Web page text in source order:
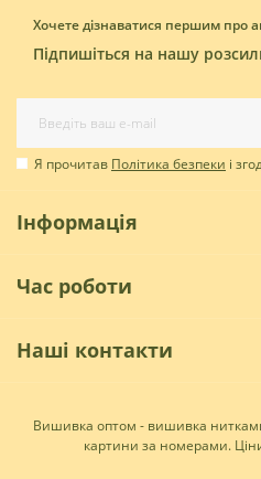
Хочете дізнаватися першим про
Підпишіться на нашу
Я прочитав Політика безпеки і
Інформація
Час роботи
Наші контакти
Вишивка оптом - вишивка
картини за номерами.